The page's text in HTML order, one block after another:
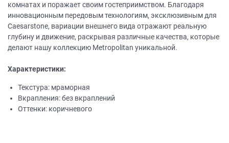
комнатах и поражает своим гостеприимством. Благодаря
инновационным передовым технологиям, эксклюзивным для
Caesarstone, вариации внешнего вида отражают реальную
глубину и движение, раскрывая различные качества, которые
делают нашу коллекцию Metropolitan уникальной.
Характеристики:
Текстура: мраморная
Вкрапления: без вкраплений
Оттенки: коричневого